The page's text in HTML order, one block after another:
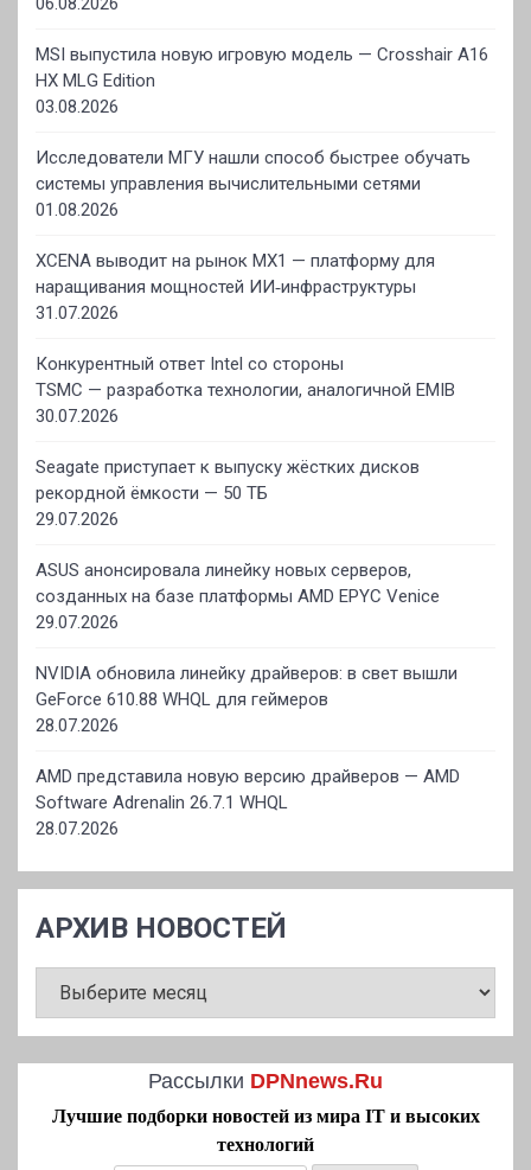
MSI выпустила новую игровую модель — Crosshair A16
HX MLG Edition
03.08.2026
Исследователи МГУ нашли способ быстрее обучать
системы управления вычислительными сетями
01.08.2026
XCENA выводит на рынок MX1 — платформу для
наращивания мощностей ИИ‑инфраструктуры
31.07.2026
Конкурентный ответ Intel со стороны
TSMC — разработка технологии, аналогичной EMIB
30.07.2026
Seagate приступает к выпуску жёстких дисков
рекордной ёмкости — 50 ТБ
29.07.2026
ASUS анонсировала линейку новых серверов,
созданных на базе платформы AMD EPYC Venice
29.07.2026
NVIDIA обновила линейку драйверов: в свет вышли
GeForce 610.88 WHQL для геймеров
28.07.2026
AMD представила новую версию драйверов — AMD
Software Adrenalin 26.7.1 WHQL
28.07.2026
АРХИВ НОВОСТЕЙ
НОВОСТЕЙ
Рассылки DPNnews.Ru
Лучшие подборки новостей из мира IT и высоких
технологий